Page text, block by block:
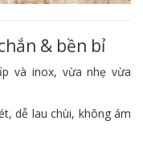
& bền bỉ
và inox, vừa nhẹ vừa
dễ lau chùi, không ám